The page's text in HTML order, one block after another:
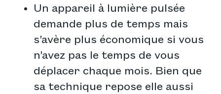
Un appareil à lumière pulsée
demande plus de temps mais
s’avère plus économique si vous
n’avez pas le temps de vous
déplacer chaque mois. Bien que
sa technique repose elle aussi